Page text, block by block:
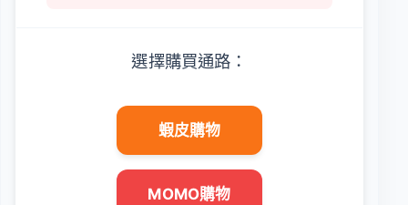
選擇購買通路：
蝦皮購物
MOMO購物